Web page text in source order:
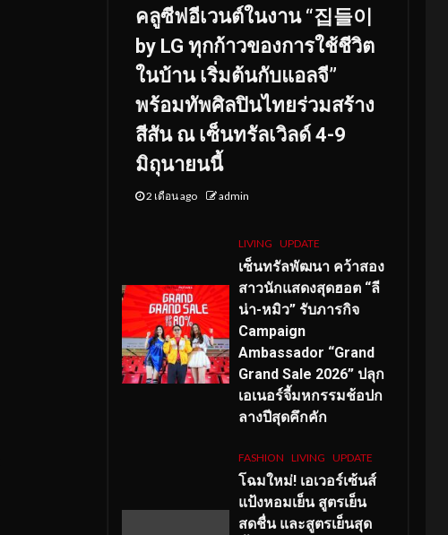
คลูซีฟอีเวนต์ในงาน “집들이
by LG ทุกก้าวของการใช้ชีวิต
ในบ้าน เริ่มต้นกับแอลจี”
พร้อมทัพศิลปินไทยร่วมสร้าง
สีสัน ณ เซ็นทรัลเวิลด์ 4-9
มิถุนายนนี้
2 เดือน ago admin
LIVING UPDATE
เซ็นทรัลพัฒนา คว้าสอง
สาวนักแสดงสุดฮอต “ลี
น่า-หมิว” รับภารกิจ
Campaign
Ambassador “Grand
Grand Sale 2026” ปลุก
เอเนอร์จี้มหกรรมช้อปก
ลางปีสุดคึกคัก
FASHION LIVING UPDATE
โฉมใหม่! เอเวอร์เซ้นส์
แป้งหอมเย็น สูตรเย็น
สดชื่น และสูตรเย็นสุด